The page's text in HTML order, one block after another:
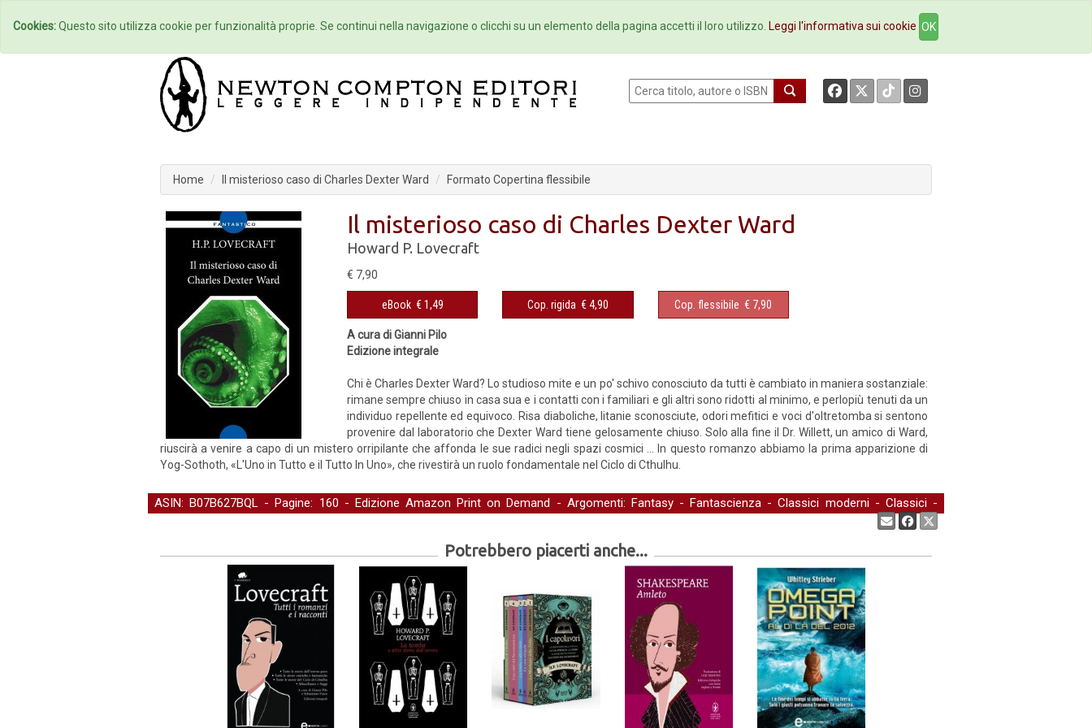
Home Autori Eventi Collane Newsletter Ebookstore Contatti
Home Il misterioso caso di Charles Dexter Ward Formato Copertina flessibile
Il misterioso caso di Charles Dexter Ward
Howard P. Lovecraft
€ 7,90
eBook € 1,49 Cop. rigida € 4,90 Cop. flessibile € 7,90
A cura di Gianni Pilo
Edizione integrale
Chi è Charles Dexter Ward? Lo studioso mite e un po' schivo conosciuto da tutti è cambiato in maniera sostanziale:
rimane sempre chiuso in casa sua e i contatti con i familiari e gli altri sono ridotti al minimo, e perlopiù tenuti da un
individuo repellente ed equivoco. Risa diaboliche, litanie sconosciute, odori mefitici e voci d'oltretomba si sentono
provenire dal laboratorio che Dexter Ward tiene gelosamente chiuso. Solo alla fine il Dr. Willett, un amico di Ward,
riuscirà a venire a capo di un mistero orripilante che affonda le sue radici negli spazi cosmici ... In questo romanzo abbiamo la prima apparizione di
Yog-Sothoth, «L'Uno in Tutto e il Tutto In Uno», che rivestirà un ruolo fondamentale nel Ciclo di Cthulhu.
ASIN: B07B627BQL - Pagine: 160 - Edizione Amazon Print on Demand - Argomenti: Fantasy-Fantascienza -Classici moderni - Classici -
Potrebbero piacerti anche...
Cookies:Questo sito utilizza cookie per funzionalità proprie. Se continui nella navigazione o clicchi su un elemento della pagina accetti il loro utilizzo. Leggi l'informativa sui cookie OK